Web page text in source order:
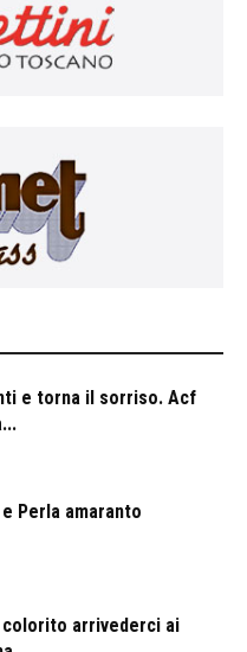
e torna il sorriso. Acf
Perla amaranto
arrivederci ai